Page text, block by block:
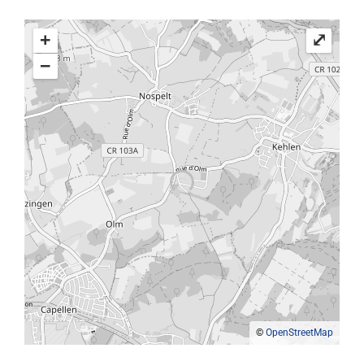
+
−
© OpenStreetMap
⤢